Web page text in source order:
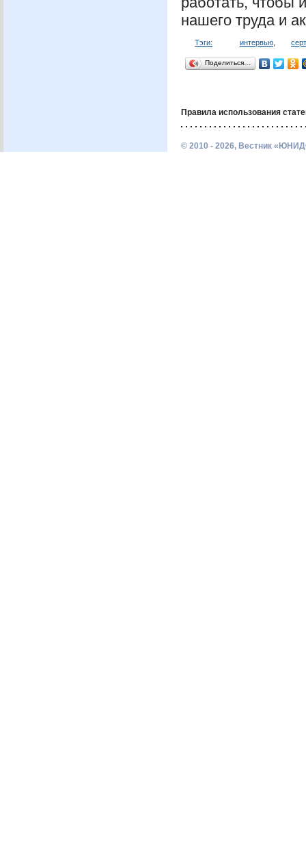
нашего труда и
Тэги: интервью
Поделиться…
Правила использования
© 2010 - 2026, Вестник